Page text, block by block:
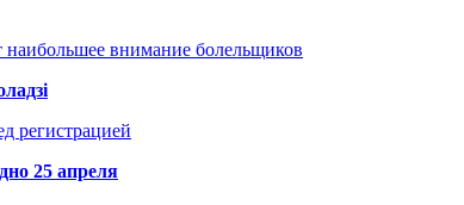
внимание болельщиков
регистрацией
25 апреля